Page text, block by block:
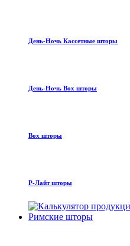
День-Ночь Кассетные шторы
День-Ночь Box шторы
Box шторы
Р-Лайт шторы
Римские шторы